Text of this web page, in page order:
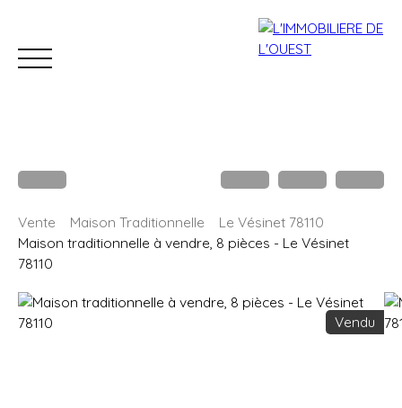
Estimation
Vente Maison Traditionnelle
Le Vésinet 78110
Maison traditionnelle à vendre, 8 pièces - Le Vésinet
78110
Vendu